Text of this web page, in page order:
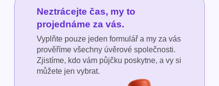
Neztrácejte čas, my to
projednáme za vás.
Vyplňte pouze jeden formulář a my za vás
prověříme všechny úvěrové společnosti.
Zjistíme, kdo vám půjčku poskytne, a vy si
můžete jen vybrat.